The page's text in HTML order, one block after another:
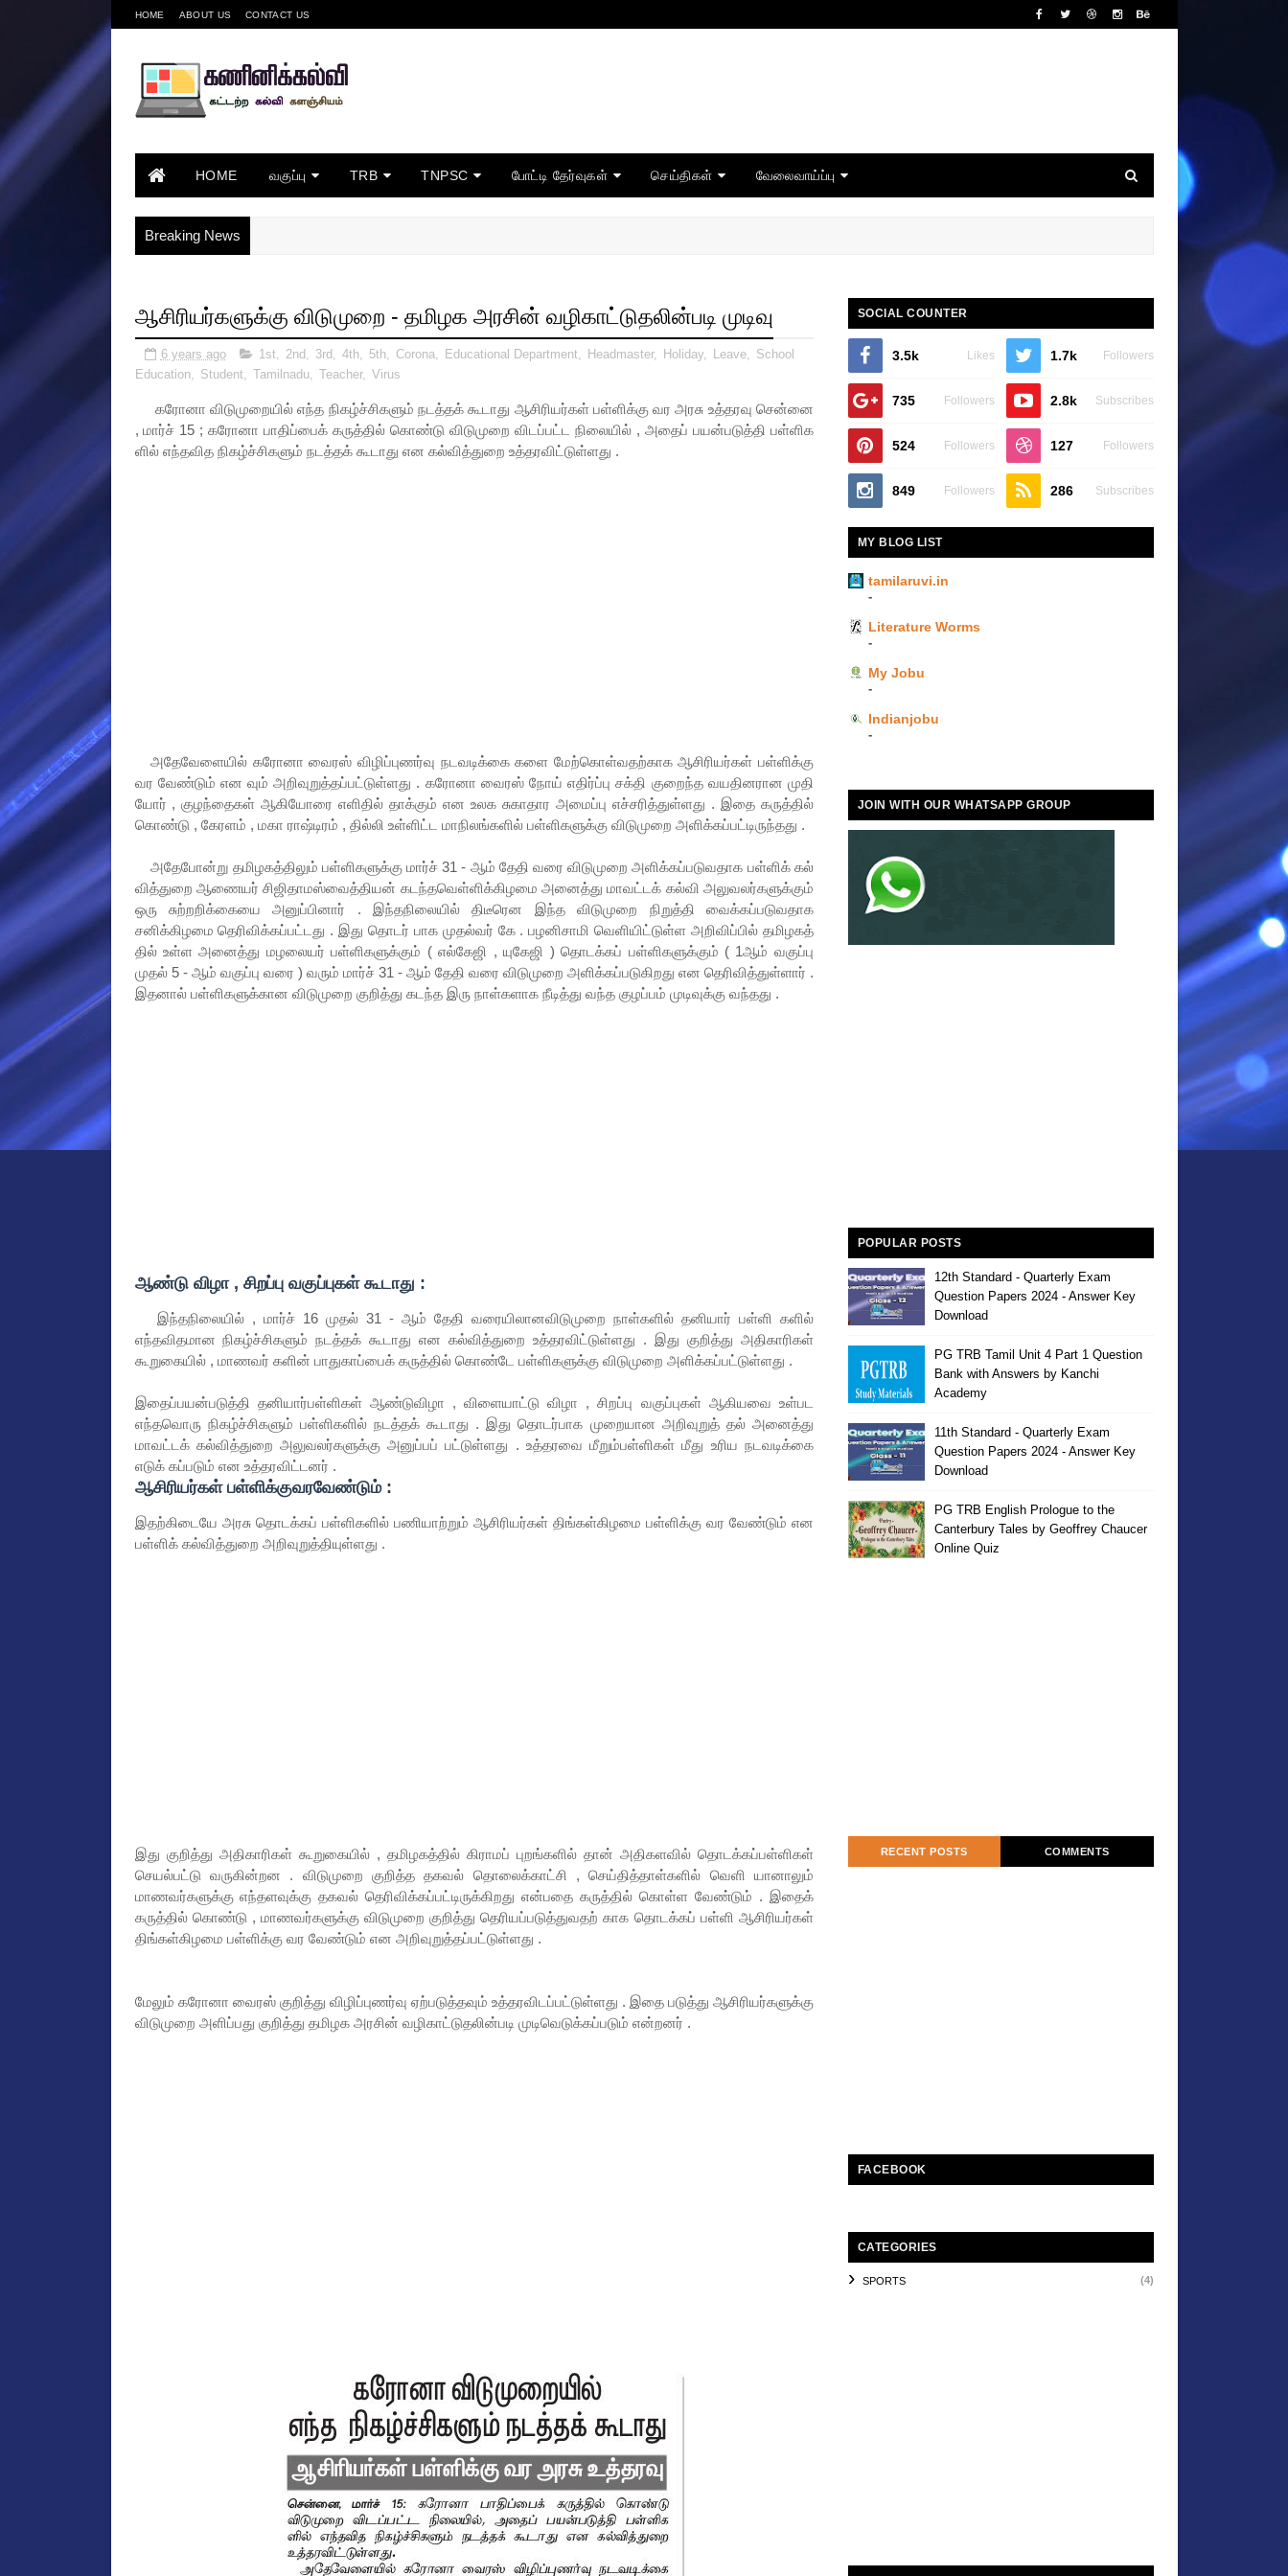
HOME ABOUT US CONTACT US
HOME வகுப்பு TRB TNPSC போட்டி தேர்வுகள் செய்திகள் வேலைவாய்ப்பு
Breaking News
ஆசிரியர்களுக்கு விடுமுறை - தமிழக அரசின் வழிகாட்டுதலின்படி முடிவு
6 years ago 1st, 2nd , 3rd , 4th, 5th, Corona, Educational Department, Headmaster, Holiday, Leave, School
Education, Student, Tamilnadu, Teacher, Virus
கரோனா விடுமுறையில் எந்த நிகழ்ச்சிகளும் நடத்தக் கூடாது ஆசிரியர்கள் பள்ளிக்கு வர அரசு உத்தரவு சென்னை
, மார்ச் 15 ; கரோனா பாதிப்பைக் கருத்தில் கொண்டு விடுமுறை விடப்பட்ட நிலையில் , அதைப் பயன்படுத்தி பள்ளிக
ளில் எந்தவித நிகழ்ச்சிகளும் நடத்தக் கூடாது என கல்வித்துறை உத்தரவிட்டுள்ளது .
அதேவேளையில் கரோனா வைரஸ் விழிப்புணர்வு நடவடிக்கை களை மேற்கொள்வதற்காக ஆசிரியர்கள் பள்ளிக்கு
வர வேண்டும் என வும் அறிவுறுத்தப்பட்டுள்ளது . கரோனா வைரஸ் நோய் எதிர்ப்பு சக்தி குறைந்த வயதினரான முதி
யோர் , குழந்தைகள் ஆகியோரை எளிதில் தாக்கும் என உலக சுகாதார அமைப்பு எச்சரித்துள்ளது . இதை கருத்தில்
கொண்டு , கேரளம் , மகா ராஷ்டிரம் , தில்லி உள்ளிட்ட மாநிலங்களில் பள்ளிகளுக்கு விடுமுறை அளிக்கப்பட்டிருந்தது .
அதேபோன்று தமிழகத்திலும் பள்ளிகளுக்கு மார்ச் 31 - ஆம் தேதி வரை விடுமுறை அளிக்கப்படுவதாக பள்ளிக் கல்
வித்துறை ஆணையர் சிஜிதாமஸ்வைத்தியன் கடந்தவெள்ளிக்கிழமை அனைத்து மாவட்டக் கல்வி அலுவலர்களுக்கும்
ஒரு சுற்றறிக்கையை அனுப்பினார் . இந்தநிலையில் திடீரென இந்த விடுமுறை நிறுத்தி வைக்கப்படுவதாக
சனிக்கிழமை தெரிவிக்கப்பட்டது . இது தொடர் பாக முதல்வர் கே . பழனிசாமி வெளியிட்டுள்ள அறிவிப்பில் தமிழகத்
தில் உள்ள அனைத்து மழலையர் பள்ளிகளுக்கும் ( எல்கேஜி , யுகேஜி ) தொடக்கப் பள்ளிகளுக்கும் ( 1ஆம் வகுப்பு
முதல் 5 - ஆம் வகுப்பு வரை ) வரும் மார்ச் 31 - ஆம் தேதி வரை விடுமுறை அளிக்கப்படுகிறது என தெரிவித்துள்ளார் .
இதனால் பள்ளிகளுக்கான விடுமுறை குறித்து கடந்த இரு நாள்களாக நீடித்து வந்த குழப்பம் முடிவுக்கு வந்தது .
ஆண்டு விழா , சிறப்பு வகுப்புகள் கூடாது :
இந்தநிலையில் , மார்ச் 16 முதல் 31 - ஆம் தேதி வரையிலானவிடுமுறை நாள்களில் தனியார் பள்ளி களில்
எந்தவிதமான நிகழ்ச்சிகளும் நடத்தக் கூடாது என கல்வித்துறை உத்தரவிட்டுள்ளது . இது குறித்து அதிகாரிகள்
கூறுகையில் , மாணவர் களின் பாதுகாப்பைக் கருத்தில் கொண்டே பள்ளிகளுக்கு விடுமுறை அளிக்கப்பட்டுள்ளது .
இதைப்பயன்படுத்தி தனியார்பள்ளிகள் ஆண்டுவிழா , விளையாட்டு விழா , சிறப்பு வகுப்புகள் ஆகியவை உள்பட
எந்தவொரு நிகழ்ச்சிகளும் பள்ளிகளில் நடத்தக் கூடாது . இது தொடர்பாக முறையான அறிவுறுத் தல் அனைத்து
மாவட்டக் கல்வித்துறை அலுவலர்களுக்கு அனுப்பப் பட்டுள்ளது . உத்தரவை மீறும்பள்ளிகள் மீது உரிய நடவடிக்கை
எடுக் கப்படும் என உத்தரவிட்டனர் .
ஆசிரியர்கள் பள்ளிக்குவரவேண்டும் :
இதற்கிடையே அரசு தொடக்கப் பள்ளிகளில் பணியாற்றும் ஆசிரியர்கள் திங்கள்கிழமை பள்ளிக்கு வர வேண்டும் என
பள்ளிக் கல்வித்துறை அறிவுறுத்தியுள்ளது .
இது குறித்து அதிகாரிகள் கூறுகையில் , தமிழகத்தில் கிராமப் புறங்களில் தான் அதிகளவில் தொடக்கப்பள்ளிகள்
செயல்பட்டு வருகின்றன . விடுமுறை குறித்த தகவல் தொலைக்காட்சி , செய்தித்தாள்களில் வெளி யானாலும்
மாணவர்களுக்கு எந்தளவுக்கு தகவல் தெரிவிக்கப்பட்டிருக்கிறது என்பதை கருத்தில் கொள்ள வேண்டும் . இதைக்
கருத்தில் கொண்டு , மாணவர்களுக்கு விடுமுறை குறித்து தெரியப்படுத்துவதற் காக தொடக்கப் பள்ளி ஆசிரியர்கள்
திங்கள்கிழமை பள்ளிக்கு வர வேண்டும் என அறிவுறுத்தப்பட்டுள்ளது .
மேலும் கரோனா வைரஸ் குறித்து விழிப்புணர்வு ஏற்படுத்தவும் உத்தரவிடப்பட்டுள்ளது . இதை படுத்து ஆசிரியர்களுக்கு
விடுமுறை அளிப்பது குறித்து தமிழக அரசின் வழிகாட்டுதலின்படி முடிவெடுக்கப்படும் என்றனர் .
SOCIAL COUNTER
3.5k Likes 1.7k Followers
735 Followers 2.8k Subscribes
524 Followers 127 Followers
849 Followers 286 Subscribes
MY BLOG LIST
tamilaruvi.in
-
Literature Worms
-
My Jobu
-
Indianjobu
-
JOIN WITH OUR WHATSAPP GROUP
POPULAR POSTS
12th Standard - Quarterly Exam
Question Papers 2024 - Answer Key
Download
PG TRB Tamil Unit 4 Part 1 Question
Bank with Answers by Kanchi
Academy
11th Standard - Quarterly Exam
Question Papers 2024 - Answer Key
Download
PG TRB English Prologue to the
Canterbury Tales by Geoffrey Chaucer
Online Quiz
RECENT POSTS COMMENTS
FACEBOOK
CATEGORIES
SPORTS (4)